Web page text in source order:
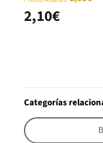
2,10€
Categorías